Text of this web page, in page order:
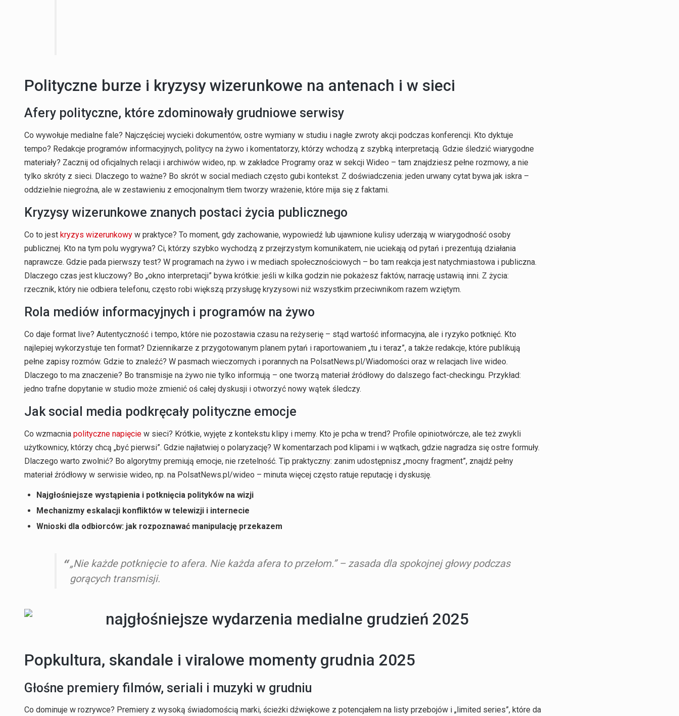
Polityczne burze i kryzysy wizerunkowe na antenach i w sieci
Afery polityczne, które zdominowały grudniowe serwisy
Co wywołuje medialne fale? Najczęściej wycieki dokumentów, ostre wymiany w studiu i nagłe zwroty akcji podczas konferencji. Kto dyktuje
tempo? Redakcje programów informacyjnych, politycy na żywo i komentatorzy, którzy wchodzą z szybką interpretacją. Gdzie śledzić wiarygodne
materiały? Zacznij od oficjalnych relacji i archiwów wideo, np. w zakładce Programy oraz w sekcji Wideo – tam znajdziesz pełne rozmowy, a nie
tylko skróty z sieci. Dlaczego to ważne? Bo skrót w social mediach często gubi kontekst. Z doświadczenia: jeden urwany cytat bywa jak iskra –
oddzielnie niegroźna, ale w zestawieniu z emocjonalnym tłem tworzy wrażenie, które mija się z faktami.
Kryzysy wizerunkowe znanych postaci życia publicznego
Co to jest kryzys wizerunkowy w praktyce? To moment, gdy zachowanie, wypowiedź lub ujawnione kulisy uderzają w wiarygodność osoby
publicznej. Kto na tym polu wygrywa? Ci, którzy szybko wychodzą z przejrzystym komunikatem, nie uciekają od pytań i prezentują działania
naprawcze. Gdzie pada pierwszy test? W programach na żywo i w mediach społecznościowych – bo tam reakcja jest natychmiastowa i publiczna.
Dlaczego czas jest kluczowy? Bo „okno interpretacji” bywa krótkie: jeśli w kilka godzin nie pokażesz faktów, narrację ustawią inni. Z życia:
rzecznik, który nie odbiera telefonu, często robi większą przysługę kryzysowi niż wszystkim przeciwnikom razem wziętym.
Rola mediów informacyjnych i programów na żywo
Co daje format live? Autentyczność i tempo, które nie pozostawia czasu na reżyserię – stąd wartość informacyjna, ale i ryzyko potknięć. Kto
najlepiej wykorzystuje ten format? Dziennikarze z przygotowanym planem pytań i raportowaniem „tu i teraz”, a także redakcje, które publikują
pełne zapisy rozmów. Gdzie to znaleźć? W pasmach wieczornych i porannych na PolsatNews.pl/Wiadomości oraz w relacjach live wideo.
Dlaczego to ma znaczenie? Bo transmisje na żywo nie tylko informują – one tworzą materiał źródłowy do dalszego fact-checkingu. Przykład:
jedno trafne dopytanie w studio może zmienić oś całej dyskusji i otworzyć nowy wątek śledczy.
Jak social media podkręcały polityczne emocje
Co wzmacnia polityczne napięcie w sieci? Krótkie, wyjęte z kontekstu klipy i memy. Kto je pcha w trend? Profile opiniotwórcze, ale też zwykli
użytkownicy, którzy chcą „być pierwsi”. Gdzie najłatwiej o polaryzację? W komentarzach pod klipami i w wątkach, gdzie nagradza się ostre formuły.
Dlaczego warto zwolnić? Bo algorytmy premiują emocje, nie rzetelność. Tip praktyczny: zanim udostępnisz „mocny fragment”, znajdź pełny
materiał źródłowy w serwisie wideo, np. na PolsatNews.pl/wideo – minuta więcej często ratuje reputację i dyskusję.
Najgłośniejsze wystąpienia i potknięcia polityków na wizji
Mechanizmy eskalacji konfliktów w telewizji i internecie
Wnioski dla odbiorców: jak rozpoznawać manipulację przekazem
„Nie każde potknięcie to afera. Nie każda afera to przełom.” – zasada dla spokojnej głowy podczas
gorących transmisji.
Popkultura, skandale i viralowe momenty grudnia 2025
Głośne premiery filmów, seriali i muzyki w grudniu
Co dominuje w rozrywce? Premiery z wysoką świadomością marki, ścieżki dźwiękowe z potencjałem na listy przebojów i „limited series”, które da